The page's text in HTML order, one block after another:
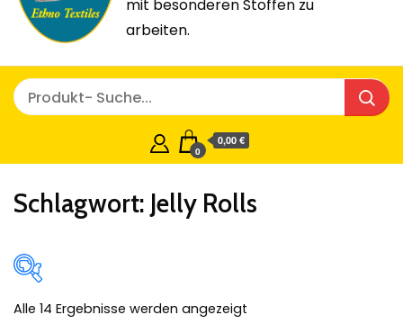
mit besonderen Stoffen zu
arbeiten.
0
0,00 €
Schlagwort: Jelly Rolls
Alle 14 Ergebnisse werden angezeigt